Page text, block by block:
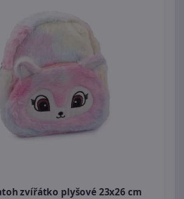
zvířátko plyšové 23x26 cm